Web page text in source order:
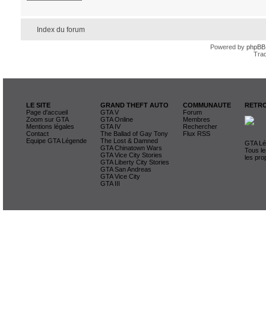
Index du forum
Powered by phpBB
LE SITE
Page d'accueil
Zoom sur GTA
Mentions légales
Contact
Equipe GTA Légende
GRAND THEFT AUTO
GTA V
GTA Online
GTA IV
The Ballad of Gay Tony
The Lost & Damned
GTA Chinatown Wars
GTA Vice City Stories
GTA Liberty City Stories
GTA San Andreas
GTA Vice City
GTA III
COMMUNAUTE
Forum
Membres
Rechercher
Flux RSS
GTA
Tous
les